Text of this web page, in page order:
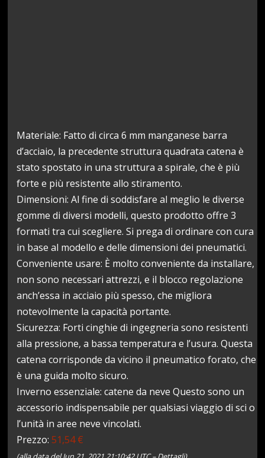
Materiale: Fatto di circa 6 mm manganese barra
d’acciaio, la precedente struttura quadrata catena è
stato spostato in una struttura a spirale, che è più
forte e più resistente allo stiramento.
Dimensioni: Al fine di soddisfare al meglio le diverse
gomme di diversi modelli, questo prodotto offre 3
formati tra cui scegliere. Si prega di ordinare con cura
in base al modello e delle dimensioni dei pneumatici.
Conveniente usare: È molto conveniente da installare,
non sono necessari attrezzi, e il blocco regolazione
anch’essa in acciaio più spesso, che migliora
notevolmente la capacità portante.
Sicurezza: Forti cinghie di ingegneria sono resistenti
alla pressione, a bassa temperatura e l’usura. Questa
catena corrisponde da vicino il pneumatico forato, che
è una guida molto sicuro.
Inverno essenziale: catene da neve Questo sono un
accessorio indispensabile per qualsiasi viaggio di sci o
l’unità in aree neve vincolati.
Prezzo:51,54 €